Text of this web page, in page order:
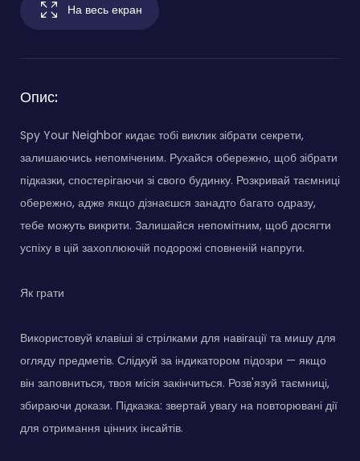
На весь екран
Опис:
Spy Your Neighbor кидає тобі виклик зібрати секрети,
залишаючись непоміченим. Рухайся обережно, щоб зібрати
підказки, спостерігаючи зі свого будинку. Розкривай таємниці
обережно, адже якщо дізнаєшся занадто багато одразу,
тебе можуть викрити. Залишайся непомітним, щоб досягти
успіху в цій захоплюючій подорожі сповненій напруги.
Як грати
Використовуй клавіші зі стрілками для навігації та мишу для
огляду предметів. Слідкуй за індикатором підозри — якщо
він заповниться, твоя місія закінчиться. Розв'язуй таємниці,
збираючи докази. Підказка: звертай увагу на повторювані дії
для отримання цінних інсайтів.